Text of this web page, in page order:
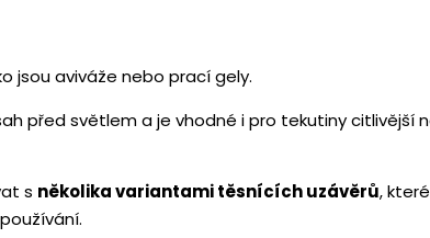
jsou aviváže nebo prací gely.
před světlem a je vhodné i pro tekutiny citlivější
s několika variantami těsnících uzávěrů,